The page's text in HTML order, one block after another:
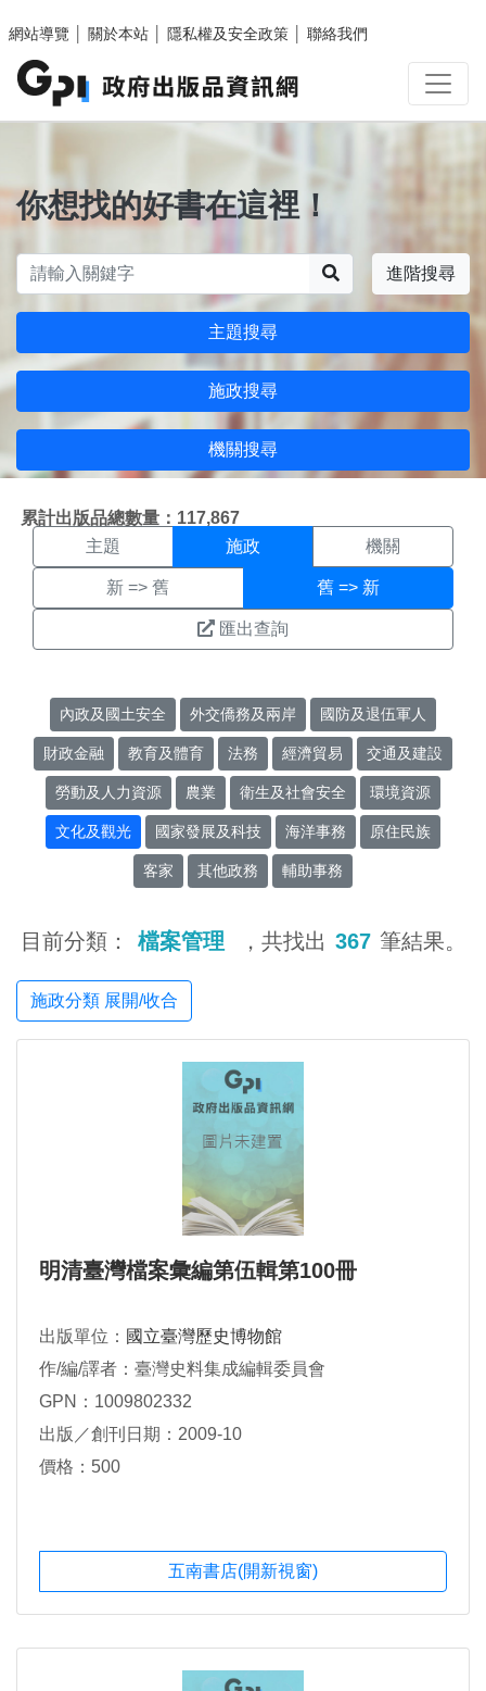
網站導覽
關於本站 隱私權及安全政策 聯絡我們
你想找的好書在這裡！
進階搜尋
主題搜尋
施政搜尋
機關搜尋
累計出版品總數量：117,867
施政搜尋結果頁面
主題 施政 機關
新 => 舊 舊 => 新
匯出查詢
內政及國土安全 外交僑務及兩岸 國防及退伍軍人
財政金融 教育及體育 法務 經濟貿易 交通及建設
勞動及人力資源 農業 衛生及社會安全 環境資源
文化及觀光 國家發展及科技 海洋事務 原住民族
客家 其他政務 輔助事務
目前分類： 檔案管理 ，共找出 367 筆結果。
施政分類 展開/收合
明清臺灣檔案彙編第伍輯第100冊
出版單位： 國立臺灣歷史博物館
作/編/譯者：臺灣史料集成編輯委員會
GPN：1009802332
出版／創刊日期：2009-10
價格：500
五南書店(開新視窗)